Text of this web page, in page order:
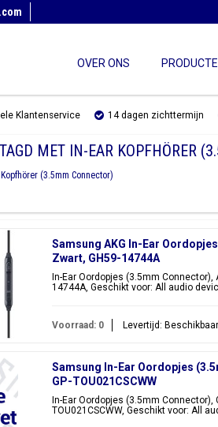
OVER ONS
Klantenservice 14 dagen zichttermijn
MET IN-EAR KOPFHÖRER
Kopfhörer (3.5mm Connector)
Samsung AKG In-Ear
Zwart, GH59-14744A
In-Ear Oordopjes (3.5mm Connector),
14744A, Geschikt voor: All audio
Voorraad: 0 Levertijd:
Samsung In-Ear Oordopjes
GP-TOU021CSCWW
In-Ear Oordopjes (3.5mm Connector),
TOU021CSCWW, Geschikt voor: All